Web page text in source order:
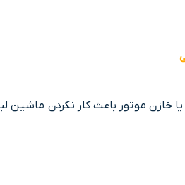
خازن موتور باعث کار نکردن ماشین